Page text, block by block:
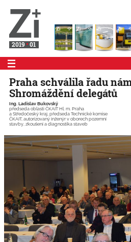
2019 01
Praha schválila řadu
Shromáždění delegátů
Ing. Ladislav Bukovský
předseda oblasti ČKAIT Hl. m. Praha
a Středočeský kraj, předseda Technické komise
ČKAIT, autorizovaný inženýr v oborech pozemní
stavby, zkoušení a diagnostika staveb